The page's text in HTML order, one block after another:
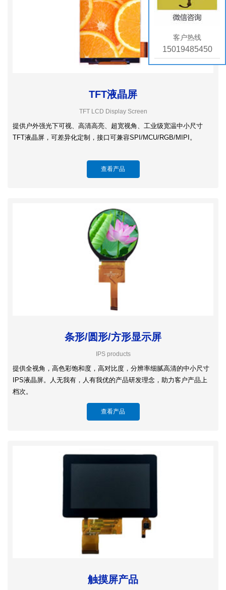
TFT液晶屏
TFT LCD Display Screen
提供户外强光下可视、高清高亮、超宽视角、工业级宽温中小尺寸
TFT液晶屏，可差异化定制，接口可兼容SPI/MCU/RGB/MIPI。
查看产品
条形/圆形/方形显示屏
IPS products
提供全视角，高色彩饱和度，高对比度，分辨率细腻高清的中小尺寸
IPS液晶屏。人无我有，人有我优的产品研发理念，助力客户产品上
档次。
查看产品
触摸屏产品
客户热线
15019485450